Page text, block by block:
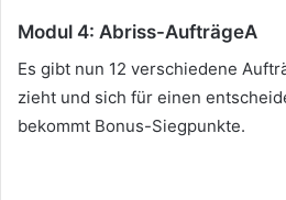
Modul 4: Abriss-AufträgeA
Es gibt nun 12 verschiedene
zieht und sich für einen
bekommt Bonus-Siegpunkte.